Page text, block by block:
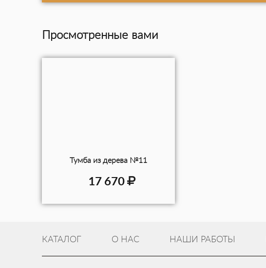
Просмотренные вами
Тумба из дерева №11
17 670
КАТАЛОГ О НАС НАШИ РАБОТЫ